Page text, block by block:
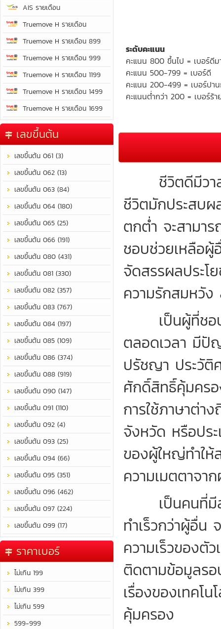
AIS รายเดือน
Truemove H รายเดือน
Truemove H รายเดือน 899
Truemove H รายเดือน 999
Truemove H รายเดือน 1199
Truemove H รายเดือน 1499
Truemove H รายเดือน 1699
เลขขึ้นต้น
เลขขึ้นต้น 061 (3)
เลขขึ้นต้น 062 (13)
เลขขึ้นต้น 063 (84)
เลขขึ้นต้น 064 (180)
เลขขึ้นต้น 065 (25)
เลขขึ้นต้น 066 (191)
เลขขึ้นต้น 080 (431)
เลขขึ้นต้น 081 (330)
เลขขึ้นต้น 082 (357)
เลขขึ้นต้น 083 (767)
เลขขึ้นต้น 084 (197)
เลขขึ้นต้น 085 (109)
เลขขึ้นต้น 086 (374)
เลขขึ้นต้น 088 (919)
เลขขึ้นต้น 090 (147)
เลขขึ้นต้น 091 (110)
เลขขึ้นต้น 092 (4)
เลขขึ้นต้น 093 (25)
เลขขึ้นต้น 094 (66)
เลขขึ้นต้น 095 (351)
เลขขึ้นต้น 096 (462)
เลขขึ้นต้น 097 (224)
เลขขึ้นต้น 099 (17)
ราคาเบอร์
ไม่เกิน 199
ไม่เกิน 399
ไม่เกิน 599
599-999
ระดับคะแนน
คะแนน 800 ขึ้นไป = เบอร์ดี
คะแนน 500-799 = เบอร์ดี
คะแนน 200-499 = เบอร์ปา
คะแนนต่ำกว่า 200 = เบอร์ร้า
ชีวิตดีมีวาสน
ชีวิตมักประสบผ
ตกต่ำ จะสามา
ชอบช่วยเหลือผู้
จัดสรรผลประ
ความรักสมหวั
เป็นผู้ที่ชอบพั
ตลอดเวลา มีปั
ปรัชญา ประวัติ
ศักดิ์สิทธิ์คุ้มคร
การใช้ภาษาต่า
จังหวัด หรือปร
ของผู้ใหญ่ทำใ
ความเมตตาจา
เป็นคนที่มีส
ทำเร็วกว่าผู้อื่น
ความเร็วของตั
ติดตามข้อมูลรอ
เรื่องของเทคโ
คุ้มครอง